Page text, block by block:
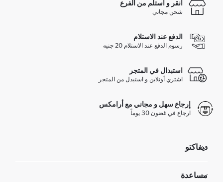
انقر و استلم من الفرع
شحن مجاني
الدفع عند الاستلام
رسوم الدفع عند الاستلام 20 جنيه
استبدال في المتجر
اشتري أونلاين و استبدل من المتجر
إرجاع سهل و مجاني مع أرامكس
ارجاع في غضون 30 يوماً
ديفاكتو
تعرف علينا
مساعدة